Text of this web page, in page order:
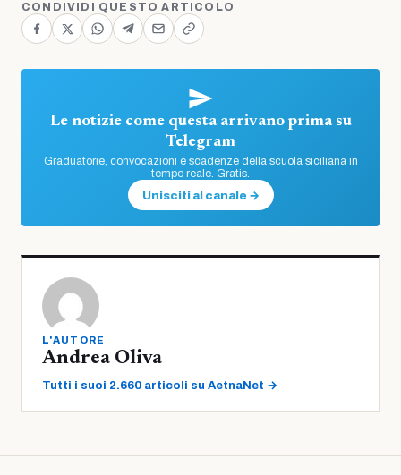
CONDIVIDI QUESTO ARTICOLO
Le notizie come questa arrivano prima su
Telegram
Graduatorie, convocazioni e scadenze della scuola siciliana in
tempo reale. Gratis.
Unisciti al canale →
L'AUTORE
Andrea Oliva
Tutti i suoi 2.660 articoli su AetnaNet →